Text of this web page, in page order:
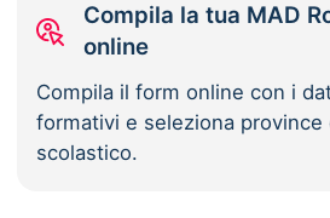
Compila la tua MAD
online
Compila il form online con i
formativi e seleziona province
scolastico.